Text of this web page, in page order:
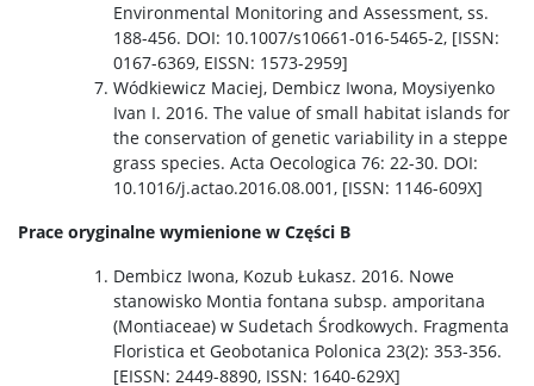
Torowiska kolejowe
Kontakt
Dane teleadresowe pracowników i doktorantów
Seminaria IBŚ
Wydział Biologii
deklaracja-dostepnosci.html
Environmental Monitoring and Assessment, ss.
188-456. DOI: 10.1007/s10661-016-5465-2, [ISSN:
0167-6369, EISSN: 1573-2959]
Wódkiewicz Maciej, Dembicz Iwona, Moysiyenko
Ivan I. 2016. The value of small habitat islands for
the conservation of genetic variability in a steppe
grass species. Acta Oecologica 76: 22-30. DOI:
10.1016/j.actao.2016.08.001, [ISSN: 1146-609X]
Prace oryginalne wymienione w Części B
Dembicz Iwona, Kozub Łukasz. 2016. Nowe
stanowisko Montia fontana subsp. amporitana
(Montiaceae) w Sudetach Środkowych. Fragmenta
Floristica et Geobotanica Polonica 23(2): 353-356.
[EISSN: 2449-8890, ISSN: 1640-629X]